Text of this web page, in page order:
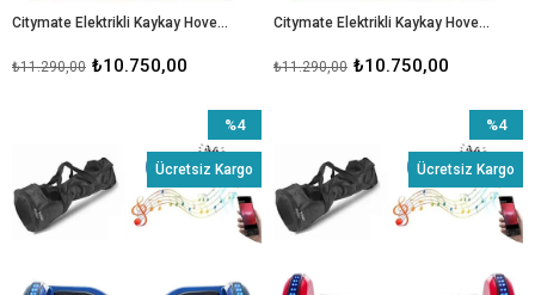
Citymate Elektrikli Kaykay Hoverboard 6.5 Inch Mavi Kamuflaj Grafity Desenli Akıllı Dengeli Çanta Hediyeli D03
₺10.750,00
₺11.290,00
Citymate Elektrikli Kaykay Hoverboard 6.5 Inch Yeşil Kamuflaj Grafity Desenli Akıllı Denge Taşıma Çanta Hediye D07
₺10.750,00
₺11.290,00
%4
İndirim
%4İndirim
Ücretsiz Kargo
%4
İndirim
Ücretsiz Kargo